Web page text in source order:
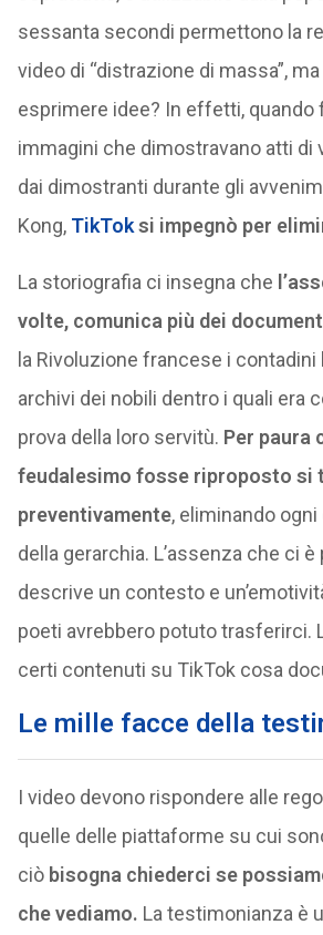
sessanta secondi permettono la
video di “distrazione di massa”,
esprimere idee? In effetti, quando
immagini che dimostravano atti di
dai dimostranti durante gli
Kong, TikToksi impegnò per
La storiografia ci insegna che
volte, comunica più dei
la Rivoluzione francese i contadini
archivi dei nobili dentro i quali era
prova della loro servitù. Per paura
feudalesimo fosse riproposto si
preventivamente, eliminando
della gerarchia. L’assenza che ci
descrive un contesto e
poeti avrebbero potuto trasferirci.
certi contenuti su TikTok cosa
Le mille facce della
I video devono rispondere alle
quelle delle piattaforme su cui
ciòbisogna chiederci se
che vediamo. La testimonianza è